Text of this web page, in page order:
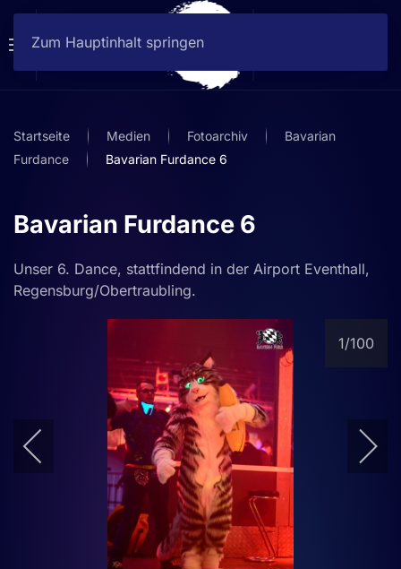
Zum Hauptinhalt springen
Startseite Medien Fotoarchiv
Bavarian
Furdance
Bavarian Furdance 6
Bavarian Furdance 6
Unser 6. Dance, stattfindend in der Airport Eventhall,
Regensburg/Obertraubling.
1/100